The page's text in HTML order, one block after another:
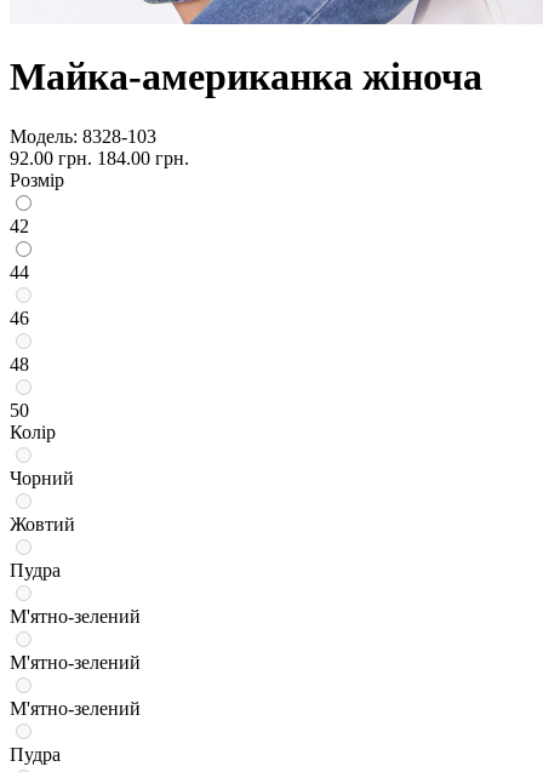
Майка-американка жіноча
Модель: 8328-103
92.00 грн. 184.00 грн.
Розмір
42
44
46
48
50
Колір
Чорний
Жовтий
Пудра
М'ятно-зелений
М'ятно-зелений
М'ятно-зелений
Пудра